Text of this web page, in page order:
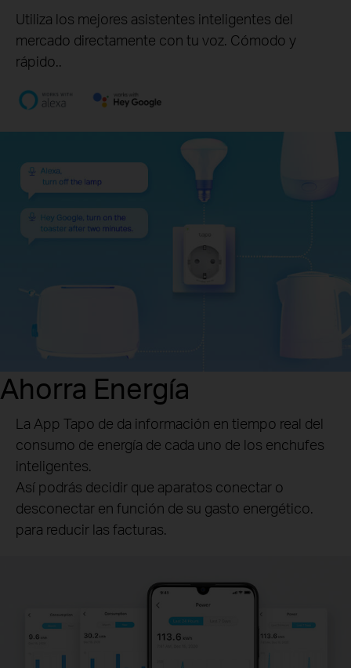
Utiliza los mejores asistentes inteligentes del
mercado directamente con tu voz. Cómodo y
rápido..
Ahorra Energía
La App Tapo de da información en tiempo real del
consumo de energía de cada uno de los enchufes
inteligentes.
Así podrás decidir que aparatos conectar o
desconectar en función de su gasto energético.
para reducir las facturas.